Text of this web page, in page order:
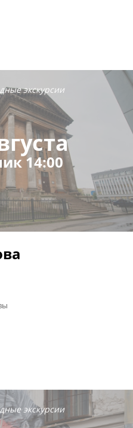
экскурсии
14:00
экскурсии